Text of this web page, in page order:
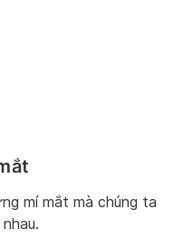
mí mắt mà chúng ta